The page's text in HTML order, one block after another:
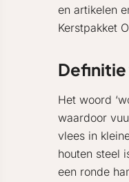
en artikelen
Kerstpakket
Het woord
waardoor
vlees in
houten steel
een ronde